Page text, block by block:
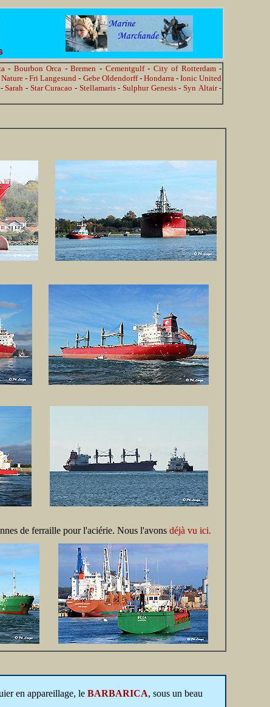
- Bourbon Orca -Bremen - Cementgulf- City of Rotterdam-
-Fri Langesund - Gebe Oldendorff- Hondarra-Ionic United
-Sarah - Star Curacao - Stellamaris- Sulphur Genesis- Syn Altair-
de ferraille pour l'aciérie. Nous l'avons déjà vu ici.
en appareillage, le BARBARICA, sous un beau